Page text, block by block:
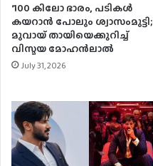
‘100 കിലോ ഭാരം, പടികൾ
കയറാൻ പോലും ശ്വാസംമുട്ടി;
മുവായ് തായിയെക്കുറിച്ച്
വിസ്മയ മോഹൻലാൽ
July 31, 2026